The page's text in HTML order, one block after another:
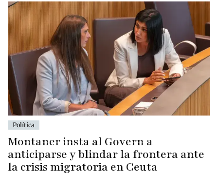
Política
Montaner insta al Govern a
anticiparse y blindar la frontera ante
la crisis migratoria en Ceuta